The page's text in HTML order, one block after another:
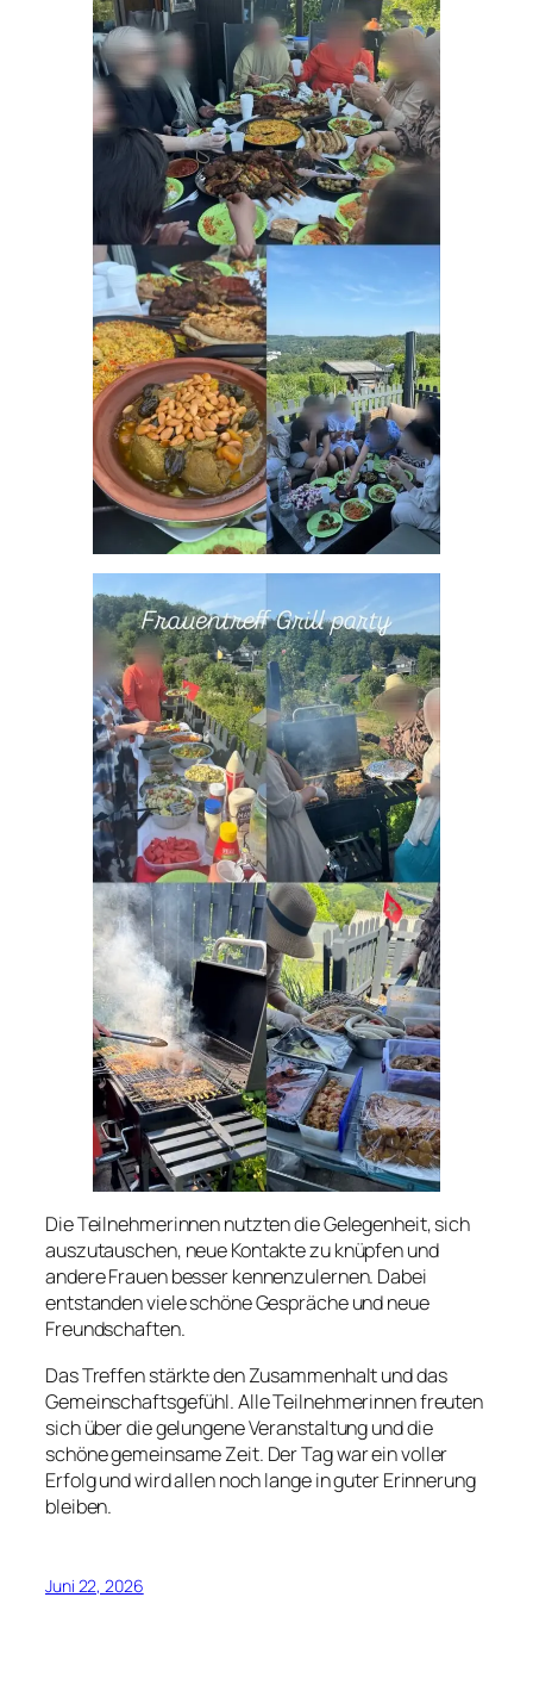
Die Teilnehmerinnen nutzten die Gelegenheit, sich
auszutauschen, neue Kontakte zu knüpfen und
andere Frauen besser kennenzulernen. Dabei
entstanden viele schöne Gespräche und neue
Freundschaften.
Das Treffen stärkte den Zusammenhalt und das
Gemeinschaftsgefühl. Alle Teilnehmerinnen freuten
sich über die gelungene Veranstaltung und die
schöne gemeinsame Zeit. Der Tag war ein voller
Erfolg und wird allen noch lange in guter Erinnerung
bleiben.
Juni 22, 2026